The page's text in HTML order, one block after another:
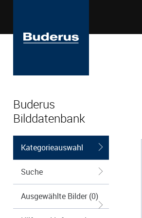
Buderus
Bilddatenbank
Kategorieauswahl
Suche
Ausgewählte Bilder (0)